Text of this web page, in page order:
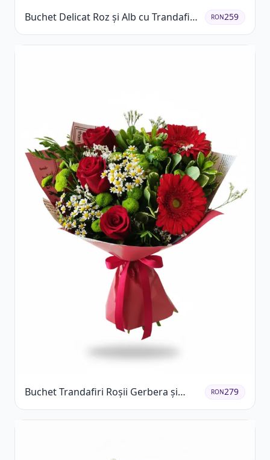
Buchet Delicat Roz și Alb cu Trandafiri
și Lisianthus
RON259
Buchet Trandafiri Roșii Gerbera și
Verdeață
RON279